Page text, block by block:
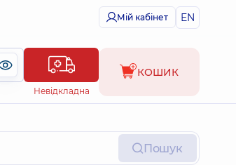
Мій кабінет EN
Невідкладна
КОШИК
Пошук